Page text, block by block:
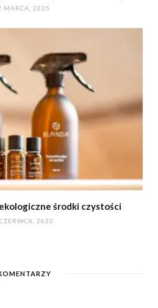
MARCA, 2025
środki czystości
2022